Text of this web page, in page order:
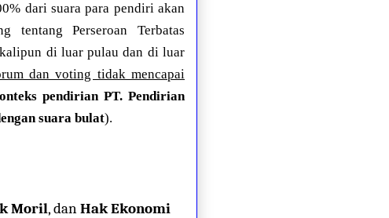
dari suara para pendiri akan
tentang Perseroan Terbatas
di luar pulau dan di luar
dan voting tidak mencapai
pendirian PT. Pendirian
suara bulat).
Moril, danHak Ekonomi